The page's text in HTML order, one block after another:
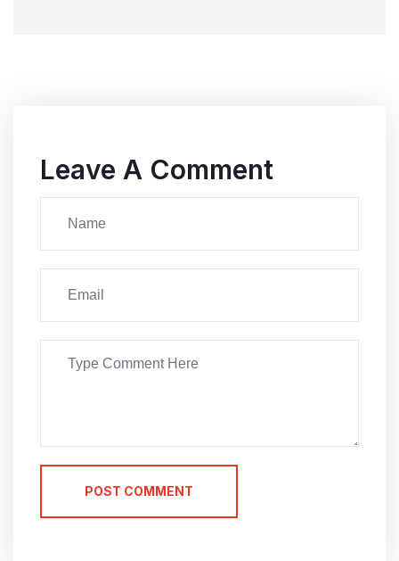
Leave A Comment
POST COMMENT